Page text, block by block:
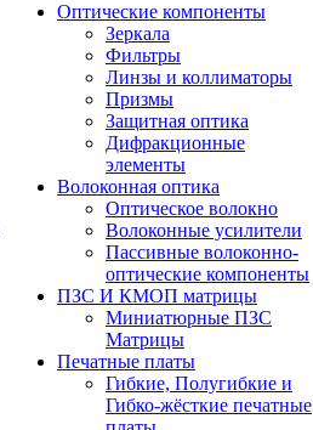
Оптические компоненты
Зеркала
Фильтры
Линзы и коллиматоры
Призмы
Защитная оптика
Дифракционные
элементы
Волоконная оптика
Оптическое волокно
Волоконные усилители
Пассивные волоконно-
оптические компоненты
ПЗС И КМОП матрицы
Миниатюрные ПЗС
Матрицы
Печатные платы
Гибкие, Полугибкие и
Гибко-жёсткие печатные